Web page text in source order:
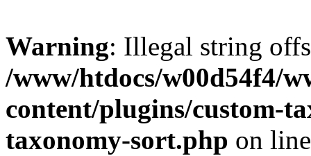
Warning: Illegal string
/www/htdocs/w00d54f4/
content/plugins/custom-
taxonomy-sort.php on